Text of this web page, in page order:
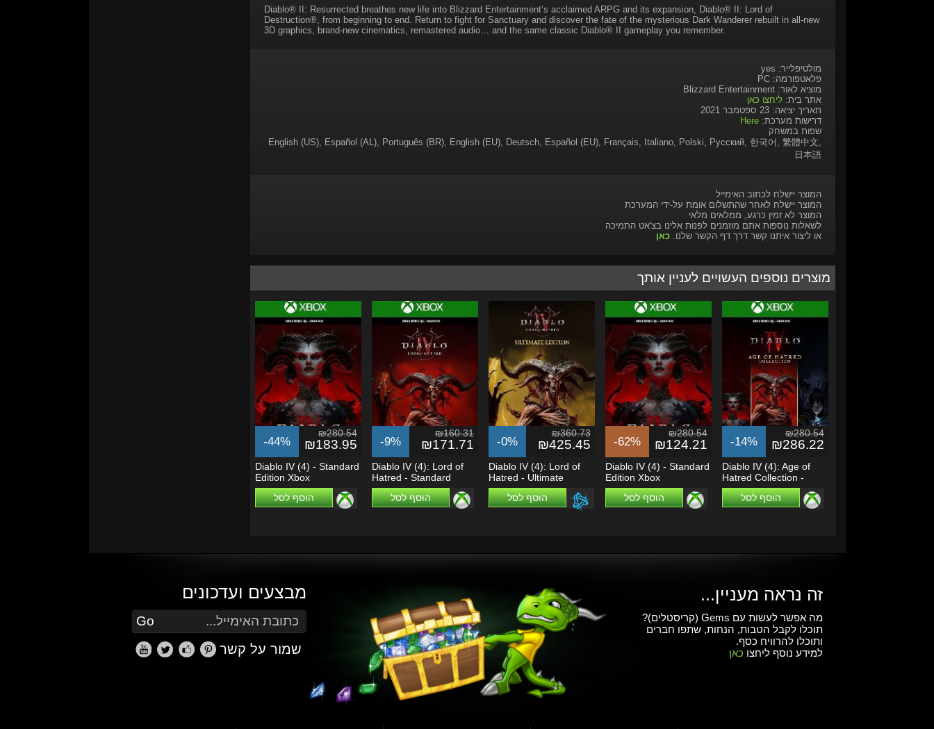
Diablo® II: Resurrected breathes new life into Blizzard Entertainment’s acclaimed ARPG and its expansion, Diablo® II: Lord of
Destruction®, from beginning to end. Return to fight for Sanctuary and discover the fate of the mysterious Dark Wanderer rebuilt in all-new
3D graphics, brand-new cinematics, remastered audio… and the same classic Diablo® II gameplay you remember.
מולטיפלייר: yes
פלאטפורמה: PC
מוציא לאור: Blizzard Entertainment
אתר בית:ליחצו כאן
תאריך יציאה: 23 ספטמבר 2021
דרישות מערכת:Here
שפות במשחק
English (US), Español (AL), Português (BR), English (EU), Deutsch, Español (EU), Français, Italiano, Polski, Русский, 한국어, 繁體中文,
日本語
המוצר יישלח לכתוב האימייל
המוצר יישלח לאחר שהתשלום אומת על-ידי המערכת
המוצר לא זמין כרגע, ממלאים מלאי
לשאלות נוספות אתם מוזמנים לפנות אלינו בצ'אט התמיכה
או ליצור איתנו קשר דרך דף הקשר שלנו.כאן
מוצרים נוספים העשויים לעניין אותך
-44%
₪280.54
₪183.95
Diablo IV (4) - Standard
Edition Xbox
One/Series X|S...
הוסף לסל
-9%
₪160.31
₪171.71
Diablo IV (4): Lord of
Hatred - Standard
Edition -...
הוסף לסל
-0%
₪360.73
₪425.45
Diablo IV (4): Lord of
Hatred - Ultimate
Edition (DLC)
הוסף לסל
-62%
₪280.54
₪124.21
Diablo IV (4) - Standard
Edition Xbox
One/Series X|S
הוסף לסל
-14%
₪280.54
₪286.22
Diablo IV (4): Age of
Hatred Collection -
Xbox...
הוסף לסל
מבצעים ועדכונים
הזן את כתובת הדוא"ל שלך כדי להירשם לעדכונים ומבצעים
Go
שמור על קשר
זה נראה מעניין...
מה אפשר לעשות עם Gems (קריסטלים)?
תוכלו לקבל הטבות, הנחות, שתפו חברים
ותוכלו להרוויח כסף.
למידע נוסף ליחצו כאן